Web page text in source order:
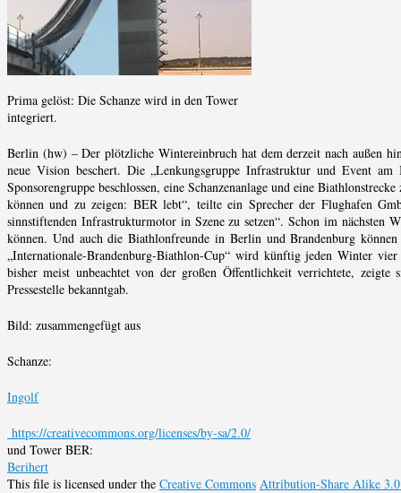
Prima gelöst: Die Schanze wird in den Tower
integriert.
Berlin (hw) – Der plötzliche Wintereinbruch hat dem derzeit nach außen
neue Vision beschert. Die „Lenkungsgruppe Infrastruktur und Event
Sponsorengruppe beschlossen, eine Schanzenanlage und eine
können und zu zeigen: BER lebt“, teilte ein Sprecher der Flughafen
sinnstiftenden Infrastrukturmotor in Szene zu setzen“. Schon im
können. Und auch die Biathlonfreunde in Berlin und Brandenburg
„Internationale-Brandenburg-Biathlon-Cup“ wird künftig jeden Winter
bisher meist unbeachtet von der großen Öffentlichkeit verrichtete,
Pressestelle bekanntgab.
Bild: zusammengefügt aus
Schanze:
Ingolf
https://creativecommons.org/licenses/by-sa/2.0/
und Tower BER:
Berihert
This file is licensed under the Creative Commons Attribution-Share Alike